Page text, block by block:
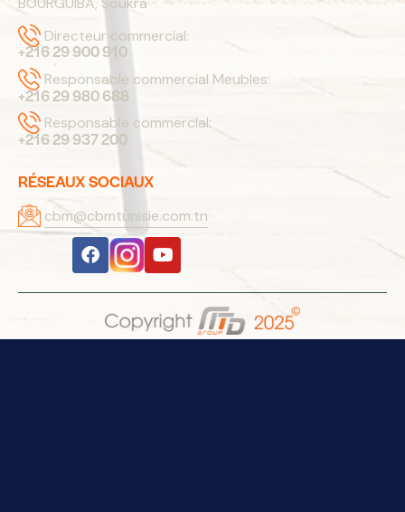
Directeur commercial:
+216 29 900 910
Responsable commercial Meubles:
+216 29 980 688
Responsable commercial:
+216 29 937 200
RÉSEAUX SOCIAUX
cbm@cbmtunisie.com.tn